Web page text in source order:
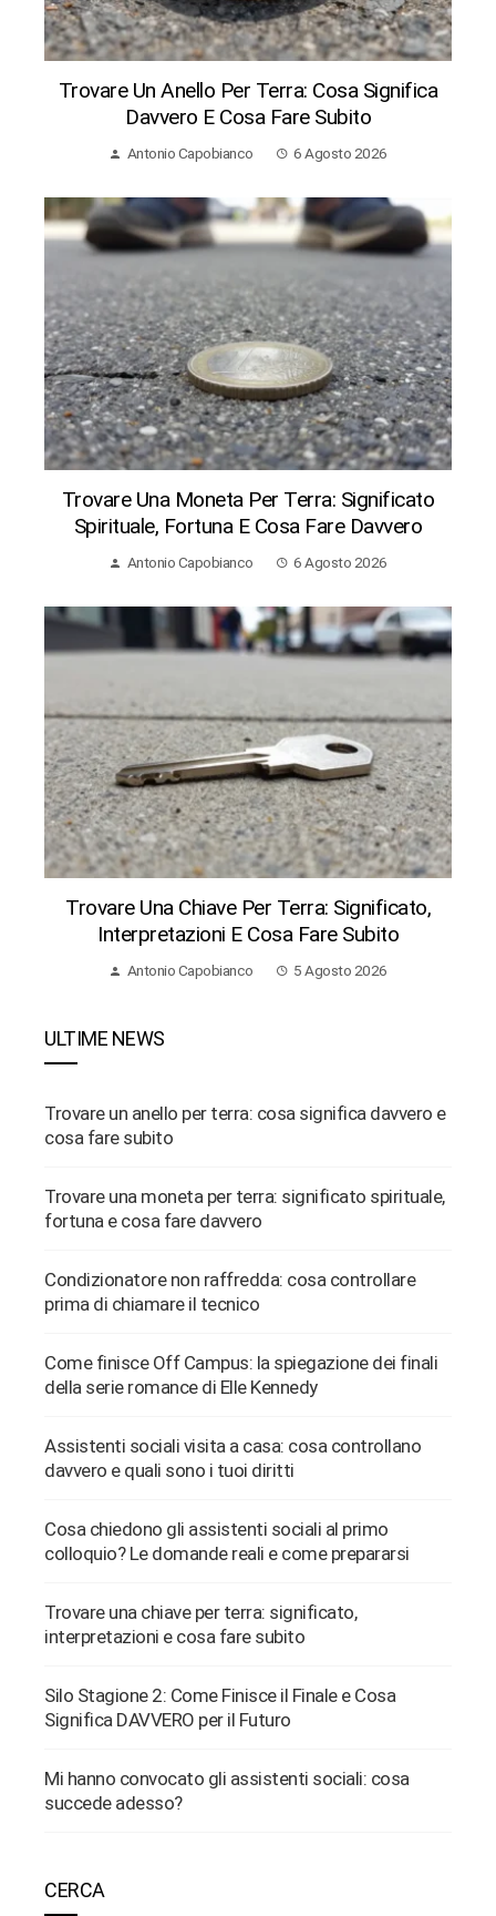
Trovare Un Anello Per Terra: Cosa Significa
Davvero E Cosa Fare Subito
Antonio Capobianco 6 Agosto 2026
Trovare Una Moneta Per Terra: Significato
Spirituale, Fortuna E Cosa Fare Davvero
Antonio Capobianco 6 Agosto 2026
Trovare Una Chiave Per Terra: Significato,
Interpretazioni E Cosa Fare Subito
Antonio Capobianco 5 Agosto 2026
ULTIME NEWS
Trovare un anello per terra: cosa significa davvero e
cosa fare subito
Trovare una moneta per terra: significato spirituale,
fortuna e cosa fare davvero
Condizionatore non raffredda: cosa controllare
prima di chiamare il tecnico
Come finisce Off Campus: la spiegazione dei finali
della serie romance di Elle Kennedy
Assistenti sociali visita a casa: cosa controllano
davvero e quali sono i tuoi diritti
Cosa chiedono gli assistenti sociali al primo
colloquio? Le domande reali e come prepararsi
Trovare una chiave per terra: significato,
interpretazioni e cosa fare subito
Silo Stagione 2: Come Finisce il Finale e Cosa
Significa DAVVERO per il Futuro
Mi hanno convocato gli assistenti sociali: cosa
succede adesso?
CERCA